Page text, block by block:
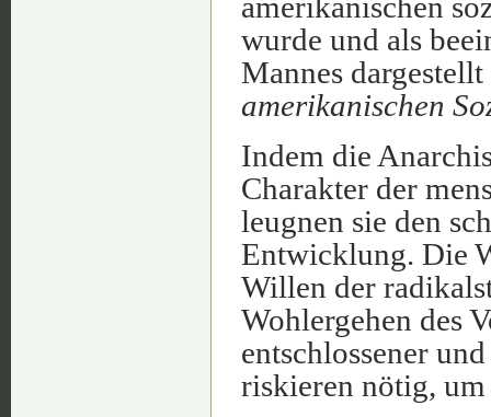
wurde und als
Mannes
amerikanischen
Indem die
Charakter der
leugnen sie den
Entwicklung. Die
Willen der
Wohlergehen des
entschlossener
riskieren nötig,